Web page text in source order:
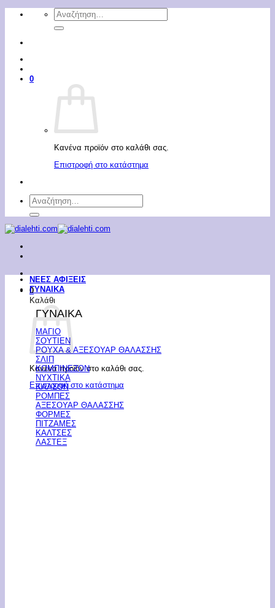
Μετάβαση
Αναζήτηση
για:
0
Κανένα προϊόν στο καλάθι σας.
Επιστροφή στο κατάστημα
Αναζήτηση
για:
0
Καλάθι
Κανένα προϊόν στο καλάθι σας.
Επιστροφή στο κατάστημα
ΝΕΕΣ ΑΦΙΞΕΙΣ
ΓΥΝΑΙΚΑ
ΓΥΝΑΙΚΑ
ΜΑΓΙΟ
ΣΟΥΤΙΕΝ
ΡΟΥΧΑ & ΑΞΕΣΟΥΑΡ ΘΑΛΑΣΣΗΣ
ΣΛΙΠ
ΚΟΜΠΙΝΕΖΟΝ
ΝΥΧΤΙΚΑ
ΚΑΛΣΟΝ
ΡΟΜΠΕΣ
ΑΞΕΣΟΥΑΡ ΘΑΛΑΣΣΗΣ
ΦΟΡΜΕΣ
ΠΙΤΖΑΜΕΣ
ΚΑΛΤΣΕΣ
ΛΑΣΤΕΞ